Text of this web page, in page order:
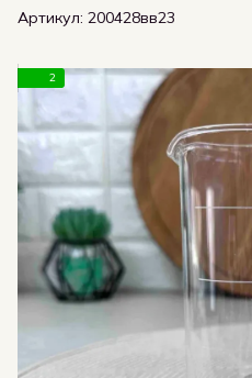
Артикул: 200428вв23
2